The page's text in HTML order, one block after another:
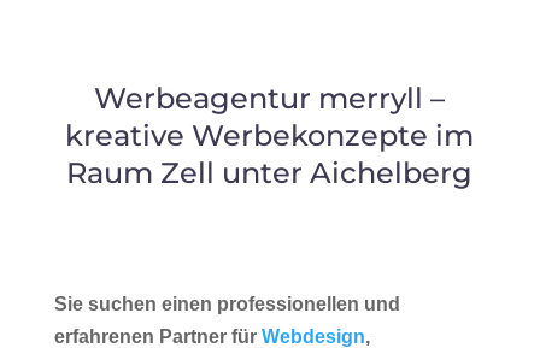
Werbeagentur merryll –
kreative Werbekonzepte im
Raum Zell unter Aichelberg
Sie suchen einen professionellen und
erfahrenen Partner für Webdesign,